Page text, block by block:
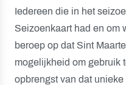
Iedereen die in het
Seizoenkaart had en om
beroep op dat Sint
mogelijkheid om gebruik
opbrengst van dat